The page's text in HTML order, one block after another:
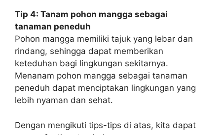
Tip 4: Tanam pohon mangga sebagai
tanaman peneduh
Pohon mangga memiliki tajuk yang lebar dan
rindang, sehingga dapat memberikan
keteduhan bagi lingkungan sekitarnya.
Menanam pohon mangga sebagai tanaman
peneduh dapat menciptakan lingkungan yang
lebih nyaman dan sehat.
Dengan mengikuti tips-tips di atas, kita dapat